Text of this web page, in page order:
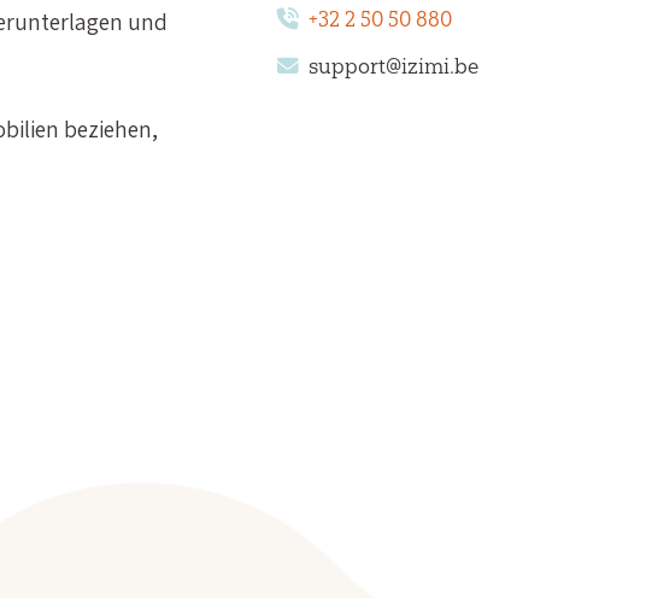
und
beziehen,
+32 2 50 50 880
support@izimi.be